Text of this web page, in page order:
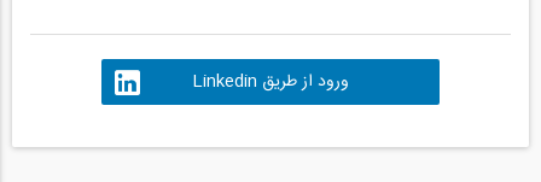
ورود از طریق Linkedin